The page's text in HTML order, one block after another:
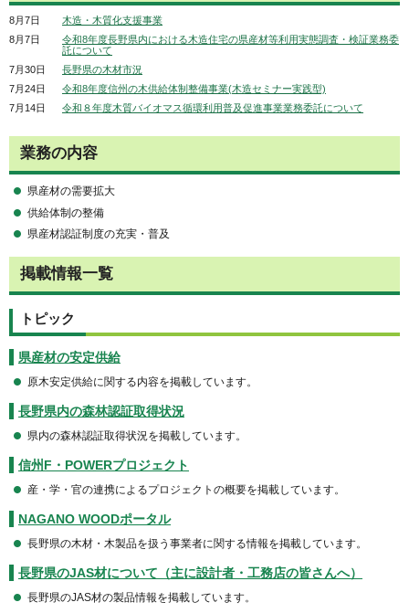
8月7日
木造・木質化支援事業
8月7日
令和8年度長野県内における木造住宅の県産材等利用実態調査・検証業務委
託について
7月30日
長野県の木材市況
7月24日
令和8年度信州の木供給体制整備事業(木造セミナー実践型)
7月14日
令和８年度木質バイオマス循環利用普及促進事業業務委託について
業務の内容
県産材の需要拡大
供給体制の整備
県産材認証制度の充実・普及
掲載情報一覧
トピック
県産材の安定供給
原木安定供給に関する内容を掲載しています。
長野県内の森林認証取得状況
県内の森林認証取得状況を掲載しています。
信州F・POWERプロジェクト
産・学・官の連携によるプロジェクトの概要を掲載しています。
NAGANO WOODポータル
長野県の木材・木製品を扱う事業者に関する情報を掲載しています。
長野県のJAS材について（主に設計者・工務店の皆さんへ）
長野県のJAS材の製品情報を掲載しています。